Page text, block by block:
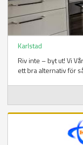
Karlstad
Riv inte – byt ut! Vi
ett bra alternativ för